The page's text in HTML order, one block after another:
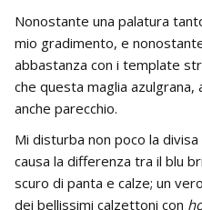
Nonostante una palatura
mio gradimento, e
abbastanza con i template
che questa maglia
anche parecchio.
Mi disturba non poco la
causa la differenza tra il blu
scuro di panta e calze; un
dei bellissimi calzettoni con